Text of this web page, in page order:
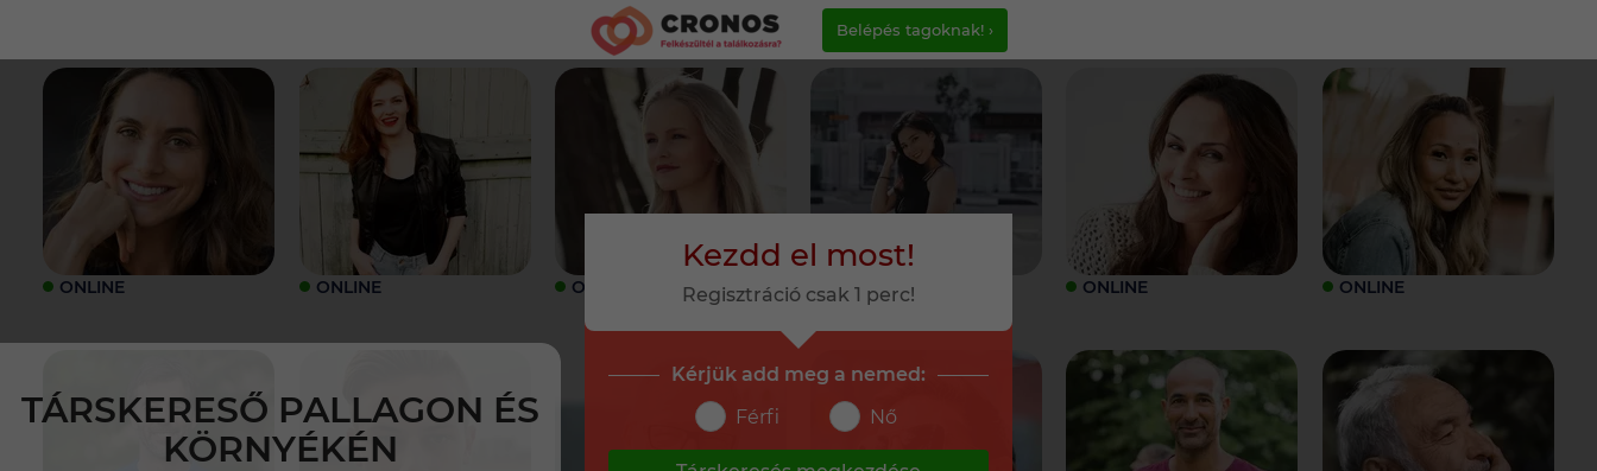
TÁRSKERESŐ PALLAGON ÉS
KÖRNYÉKÉN
Belépés tagoknak! ›
ONLINE ONLINE ONLINE ONLINE ONLINE ONLINE
Kezdd el most!
Regisztráció csak 1 perc!
Kérjük add meg a nemed:
Férfi
Nő